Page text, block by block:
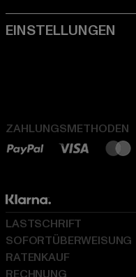
ZAHLUNGSMETHODEN
LASTSCHRIFT
SOFORTÜBERWEISUNG
RATENKAUF